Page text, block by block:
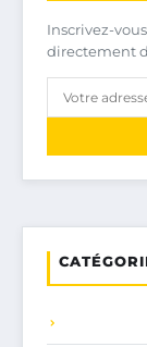
Inscrivez-
directement